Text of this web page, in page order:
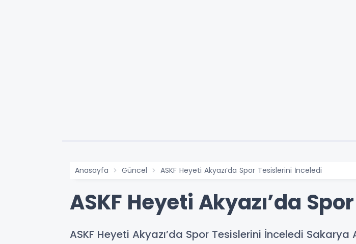
Anasayfa Güncel ASKF Heyeti Akyazı’da Spor Tesislerini İnceledi
ASKF Heyeti Akyazı’da
ASKF Heyeti Akyazı’da Spor Tesislerini İnceledi